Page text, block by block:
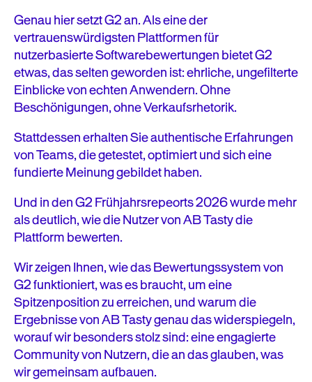
Genau hier setzt G2 an. Als eine der
vertrauenswürdigsten Plattformen für
nutzerbasierte Softwarebewertungen bietet G2
etwas, das selten geworden ist: ehrliche, ungefilterte
Einblicke von echten Anwendern. Ohne
Beschönigungen, ohne Verkaufsrhetorik.
Stattdessen erhalten Sie authentische Erfahrungen
von Teams, die getestet, optimiert und sich eine
fundierte Meinung gebildet haben.
Und in den G2 Frühjahrsrepeorts 2026 wurde mehr
als deutlich, wie die Nutzer von AB Tasty die
Plattform bewerten.
Wir zeigen Ihnen, wie das Bewertungssystem von
G2 funktioniert, was es braucht, um eine
Spitzenposition zu erreichen, und warum die
Ergebnisse von AB Tasty genau das widerspiegeln,
worauf wir besonders stolz sind: eine engagierte
Community von Nutzern, die an das glauben, was
wir gemeinsam aufbauen.